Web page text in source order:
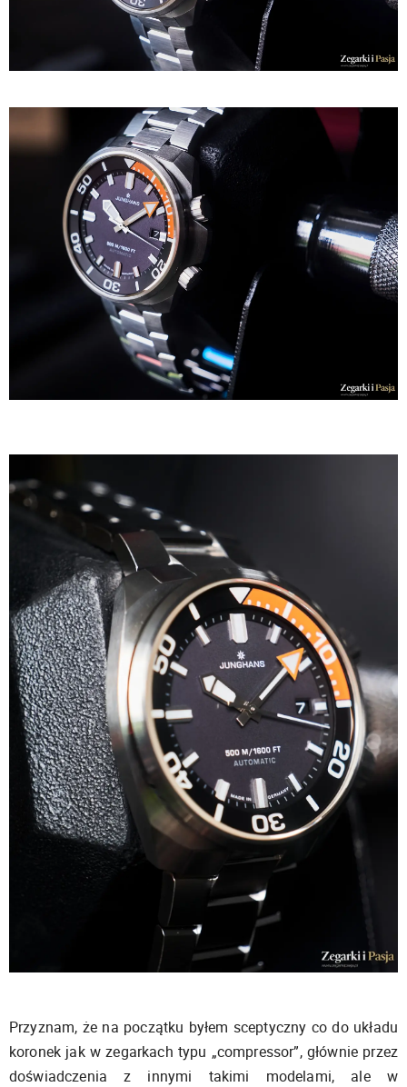
Przyznam, że na początku byłem sceptyczny co do układu
koronek jak w zegarkach typu „compressor”, głównie przez
doświadczenia z innymi takimi modelami, ale w